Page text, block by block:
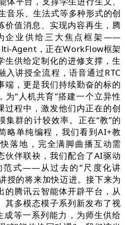
音乐、生法式等多种形式的创
价值消息、实现内容再生，腾
企业供给三大焦点框架——
Agent，正在WorkFlow框架
生供给定制化的进修支撑，生
入讲授全流程，语音通过RTC
端，更是我们持续勤奋的标的
为“人机共育”搭建一个立异性
过程中，激发他们内正在的创
集群的计较效率。正在“教”的
略单纯编程，我们看到AI+教
落地，完全满脚曲播互动需
伙伴联袂，我们配合了AI驱动
范式——从过去的“尺度化讲
授的将来加快迈进。接下来为
的腾讯云智能体开辟平台，从
其多模态模子系列新发布了视
等一系列能力，为师生供给